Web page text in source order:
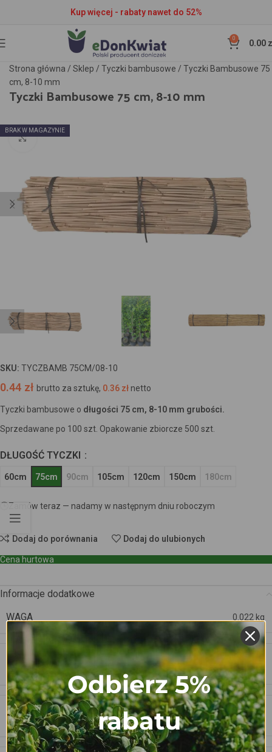
Kup więcej - rabaty nawet do 52%
0 0.00
Strona główna / Sklep / Tyczki bambusowe / Tyczki Bambusowe 75
cm, 8-10 mm
Tyczki Bambusowe 75 cm, 8-10 mm
BRAK W MAGAZYNIE
Kliknij aby powiększyć
SKU: TYCZBAMB 75CM/08-10
0.44 zł brutto za sztukę, 0.36 zł netto
Tyczki bambusowe o długości 75 cm, 8-10 mm grubości.
Sprzedawane po 100 szt. Opakowanie zbiorcze 500 szt.
DŁUGOŚĆ TYCZKI
60cm 75cm 90cm 105cm 120cm 150cm 180cm
🕒 Zamów teraz — nadamy w następnym dniu roboczym
Dodaj do porównania Dodaj do ulubionych
Cena hurtowa
Informacje dodatkowe
WAGA
0.022 kg
WYMIARY 75 × 0.8 × 0.8 cm
DŁUGOŚĆ TYCZKI 75cm
Odbierz 5%
rabatu